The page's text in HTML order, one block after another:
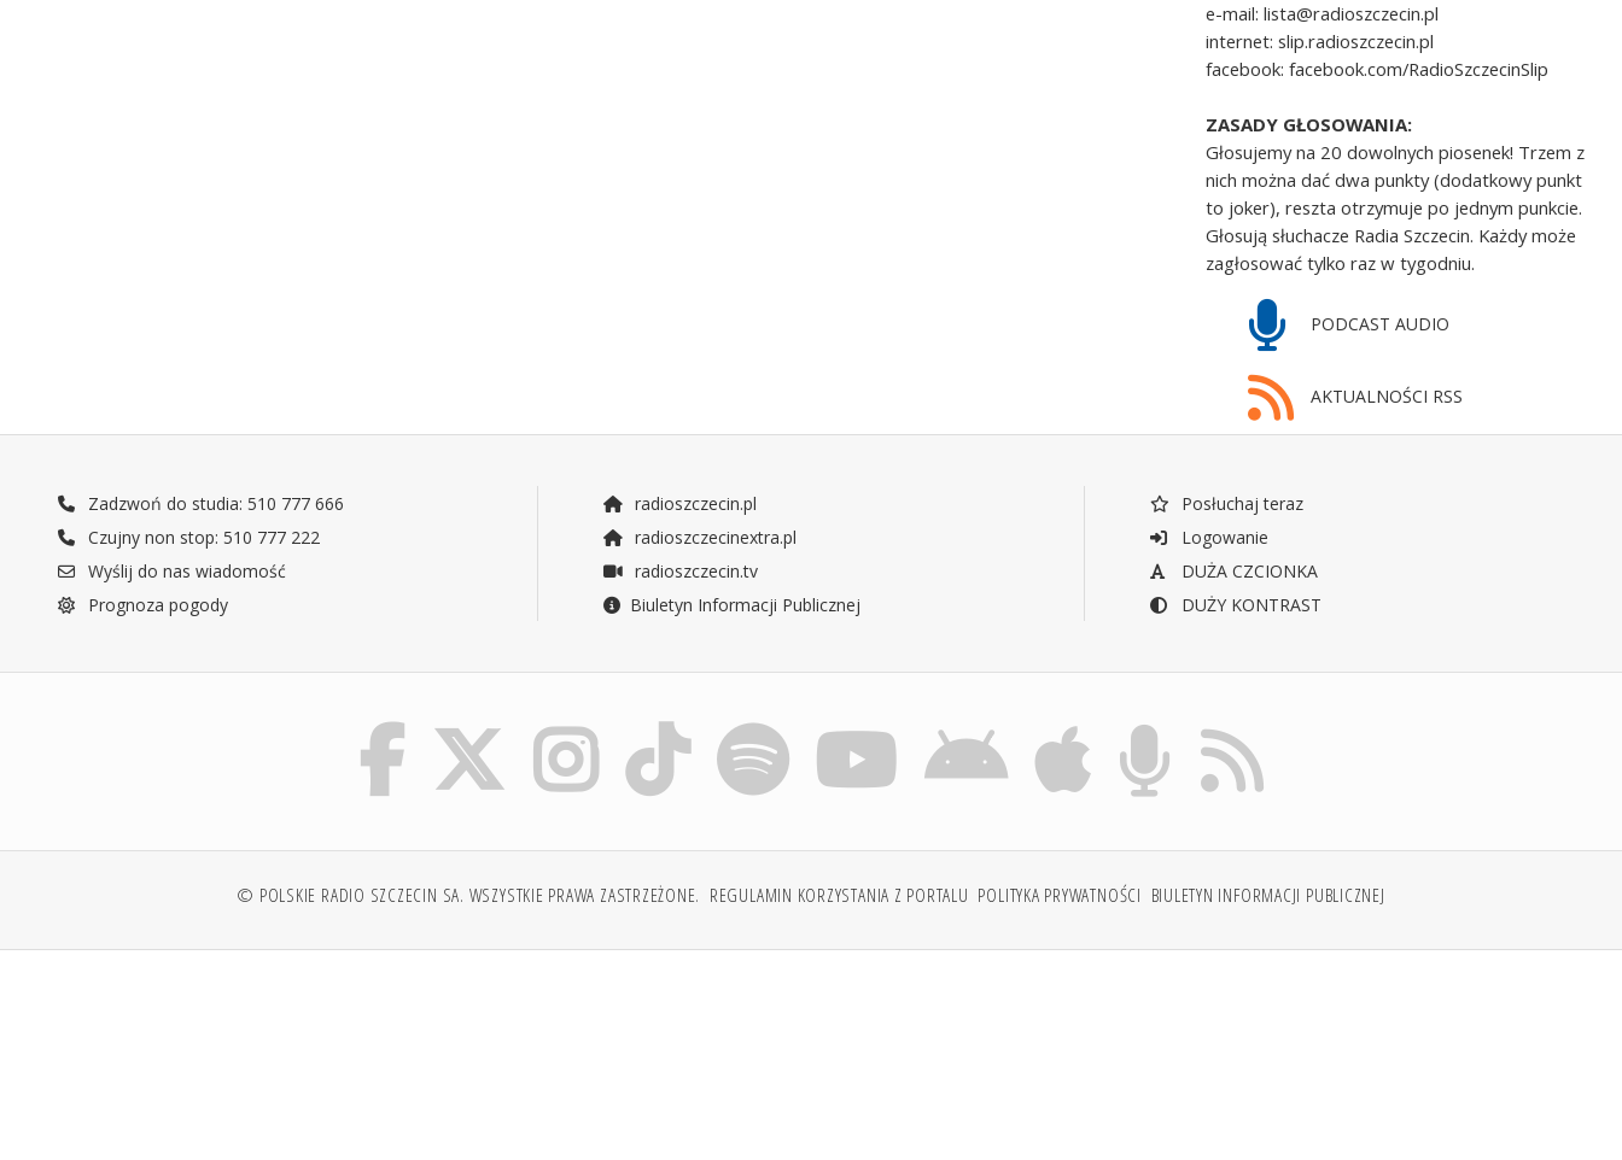
e-mail: lista@radioszczecin.pl
internet: slip.radioszczecin.pl
facebook: facebook.com/RadioSzczecinSlip
ZASADY GŁOSOWANIA:
Głosujemy na 20 dowolnych piosenek! Trzem z
nich można dać dwa punkty (dodatkowy punkt
to joker), reszta otrzymuje po jednym punkcie.
Głosują słuchacze Radia Szczecin. Każdy może
zagłosować tylko raz w tygodniu.
PODCAST AUDIO
AKTUALNOŚCI RSS
Zadzwoń do studia: 510 777 666
Czujny non stop: 510 777 222
Wyślij do nas wiadomość
Prognoza pogody
radioszczecin.pl
radioszczecinextra.pl
radioszczecin.tv
Biuletyn Informacji Publicznej
Posłuchaj teraz
Logowanie
DUŻA CZCIONKA
DUŻY KONTRAST
© POLSKIE RADIO SZCZECIN SA. WSZYSTKIE PRAWA ZASTRZEŻONE. REGULAMIN KORZYSTANIA Z PORTALU POLITYKA PRYWATNOŚCI BIULETYN INFORMACJI PUBLICZNEJ